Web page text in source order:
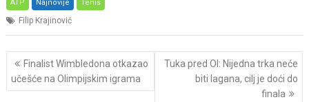
ATP Najnovije Tenis
Filip Krajinović
Post
navigation
Finalist Wimbledona otkazao
učešće na Olimpijskim igrama
Tuka pred OI: Nijedna trka neće
biti lagana, cilj je doći do
finala